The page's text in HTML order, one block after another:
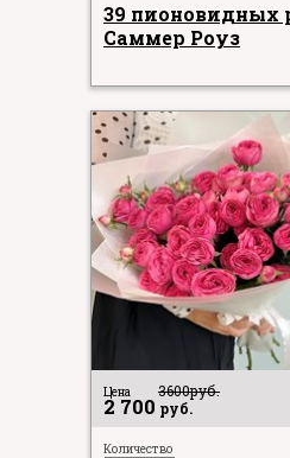
39 пионовидных
Саммер Роуз
Цена 3600руб.
2 700 руб.
Количество